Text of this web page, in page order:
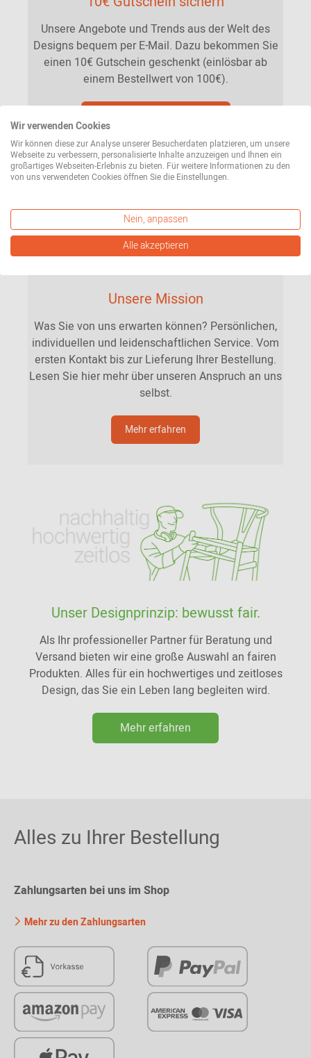
Unsere Angebote und Trends aus der Welt des
Designs bequem per E-Mail. Dazu bekommen Sie
einen 10€ Gutschein geschenkt (einlösbar ab
einem Bestellwert von 100€).
Unsere Mission
Was Sie von uns erwarten können? Persönlichen,
individuellen und leidenschaftlichen Service. Vom
ersten Kontakt bis zur Lieferung Ihrer Bestellung.
Lesen Sie hier mehr über unseren Anspruch an uns
selbst.
Mehr erfahren
Unser Designprinzip: bewusst fair.
Als Ihr professioneller Partner für Beratung und
Versand bieten wir eine große Auswahl an fairen
Produkten. Alles für ein hochwertiges und zeitloses
Design, das Sie ein Leben lang begleiten wird.
Mehr erfahren
Alles zu Ihrer Bestellung
Zahlungsarten bei uns im Shop
Mehr zu den Zahlungsarten
Wir verwenden Cookies
Wir können diese zur Analyse unserer Besucherdaten platzieren, um unsere
Webseite zu verbessern, personalisierte Inhalte anzuzeigen und Ihnen ein
großartiges Webseiten-Erlebnis zu bieten. Für weitere Informationen zu den
von uns verwendeten Cookies öffnen Sie die Einstellungen.
Nein, anpassen
Alle akzeptieren